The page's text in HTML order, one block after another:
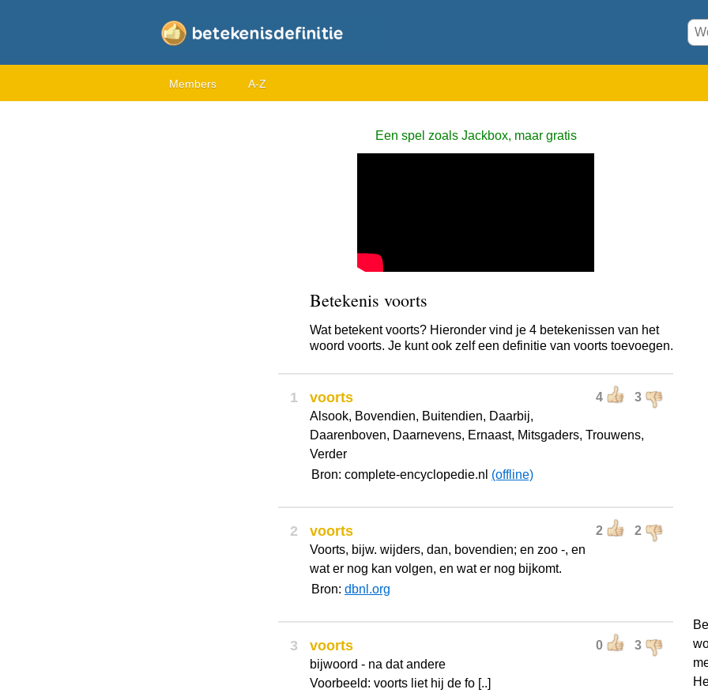
Members A-Z
Een spel zoals Jackbox, maar gratis
Betekenis voorts
Wat betekent voorts? Hieronder vind je 4 betekenissen van het
woord voorts. Je kunt ook zelf een definitie van voorts toevoegen.
1 4 3
voorts
Alsook, Bovendien, Buitendien, Daarbij,
Daarenboven, Daarnevens, Ernaast, Mitsgaders, Trouwens,
Verder
Bron: complete-encyclopedie.nl (offline)
2 2 2
voorts
Voorts, bijw. wijders, dan, bovendien; en zoo -, en
wat er nog kan volgen, en wat er nog bijkomt.
Bron: dbnl.org
3 0 3
voorts
bijwoord - na dat andere
Voorbeeld: voorts liet hij de fo [..]